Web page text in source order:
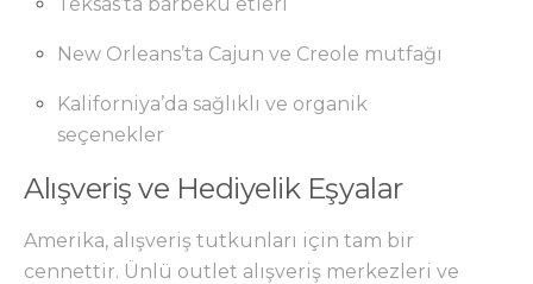
New Orleans’ta Cajun ve Creole mutfağı
Kaliforniya’da sağlıklı ve organik
seçenekler
Alışveriş ve Hediyelik Eşyalar
Amerika, alışveriş tutkunları için tam bir
cennettir. Ünlü outlet alışveriş merkezleri ve